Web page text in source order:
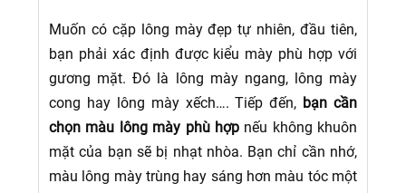
Muốn có cặp lông mày đẹp tự nhiên, đầu tiên,
bạn phải xác định được kiểu mày phù hợp với
gương mặt. Đó là lông mày ngang, lông mày
cong hay lông mày xếch….Tiếp đến, bạn cần
chọn màu lông mày phù hợpnếu không khuôn
mặt của bạn sẽ bị nhạt nhòa. Bạn chỉ cần nhớ,
màu lông mày trùng hay sáng hơn màu tóc một